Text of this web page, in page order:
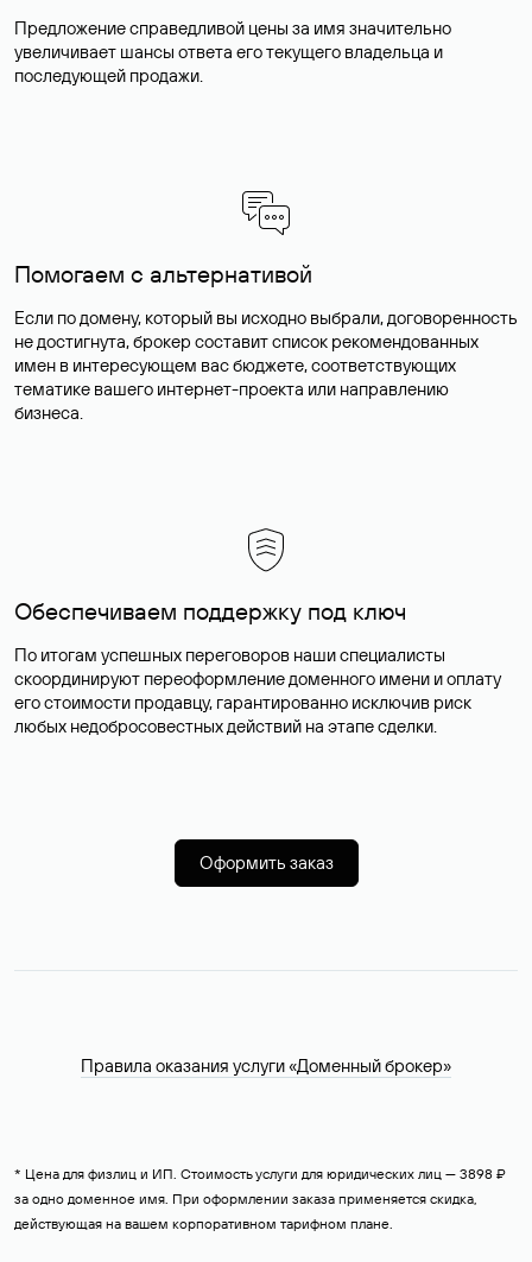
Предложение справедливой цены за имя значительно
увеличивает шансы ответа его текущего владельца и
последующей продажи.
Помогаем с альтернативой
Если по домену, который вы исходно выбрали, договоренность
не достигнута, брокер составит список рекомендованных
имен в интересующем вас бюджете, соответствующих
тематике вашего интернет-проекта или направлению
бизнеса.
Обеспечиваем поддержку под ключ
По итогам успешных переговоров наши специалисты
скоординируют переоформление доменного имени и оплату
его стоимости продавцу, гарантированно исключив риск
любых недобросовестных действий на этапе сделки.
Оформить заказ
Правила оказания услуги «Доменный брокер»
* Цена для физлиц и ИП. Стоимость услуги для юридических лиц — 3898 ₽
за одно доменное имя. При оформлении заказа применяется скидка,
действующая на вашем корпоративном тарифном плане.